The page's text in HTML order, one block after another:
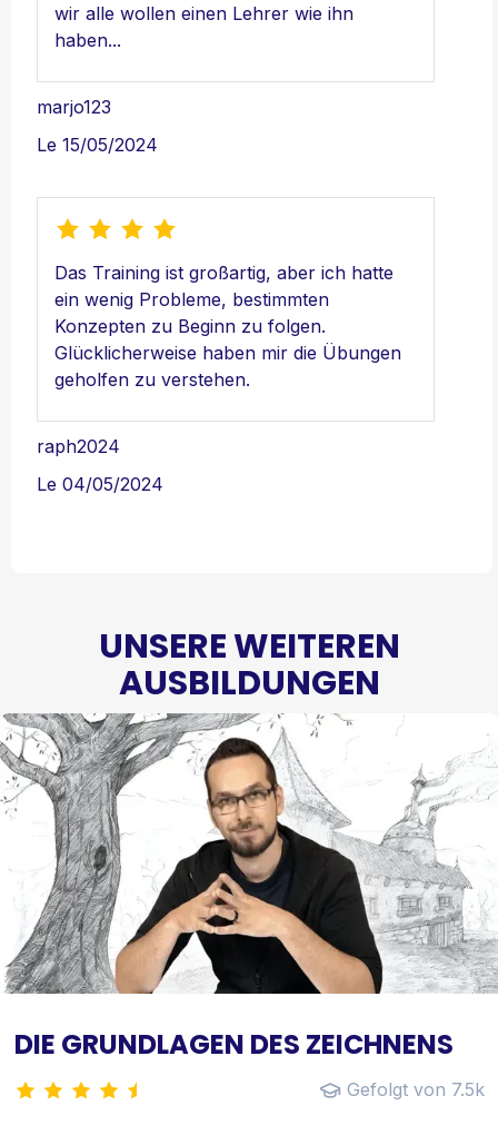
wir alle wollen einen Lehrer wie ihn
haben...
marjo123
Le 15/05/2024
Das Training ist großartig, aber ich hatte
ein wenig Probleme, bestimmten
Konzepten zu Beginn zu folgen.
Glücklicherweise haben mir die Übungen
geholfen zu verstehen.
raph2024
Le 04/05/2024
UNSERE WEITEREN
AUSBILDUNGEN
DIE GRUNDLAGEN DES ZEICHNENS
Gefolgt von 7.5k